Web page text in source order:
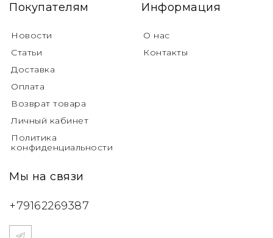
Покупателям
Новости
Статьи
Доставка
Оплата
Возврат товара
Личный кабинет
Политика
конфиденциальности
Информация
О нас
Контакты
Мы на связи
+79162269387